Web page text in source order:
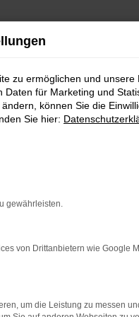
sind, empfehlen wir
herausragende
Ausstattungen
zu Top-
zu ermöglichen und unsere
für Marketing und
können Sie die
Sie hier:
gewährleisten.
von Drittanbietern wie Google
um die Leistung zu messen